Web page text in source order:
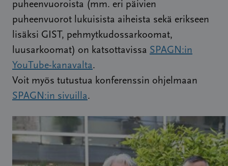
puheenvuoroista (mm. eri päivien
puheenvuorot lukuisista aiheista sekä erikseen
lisäksi GIST, pehmytkudossarkoomat,
luusarkoomat) on katsottavissa SPAGN:in
YouTube-kanavalta.
Voit myös tutustua konferenssin ohjelmaan
SPAGN:in sivuilla.